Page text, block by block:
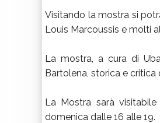
Visitando la mostra si
Louis Marcoussis e molti
La mostra, a cura di
Bartolena, storica e critica
La Mostra sarà
domenica dalle 16 alle 19.